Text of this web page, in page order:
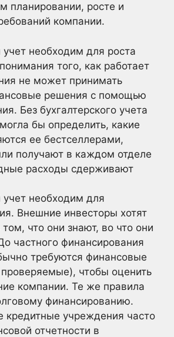
планировании, росте и
компании.
учет необходим для роста
того, как работает
не может принимать
решения с помощью
Без бухгалтерского учета
бы определить, какие
ее бестселлерами,
получают в каждом отделе
расходы сдерживают
учет необходим для
Внешние инвесторы хотят
что они знают, во что они
частного финансирования
требуются финансовые
чтобы оценить
компании. Те же правила
финансированию.
кредитные учреждения часто
отчетности в